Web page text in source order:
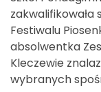
zakwalifikowała
Festiwalu
absolwentka
Kleczewie
wybranych